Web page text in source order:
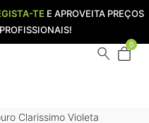
TE E APROVEITA PREÇOS
0
Clarissimo Violeta